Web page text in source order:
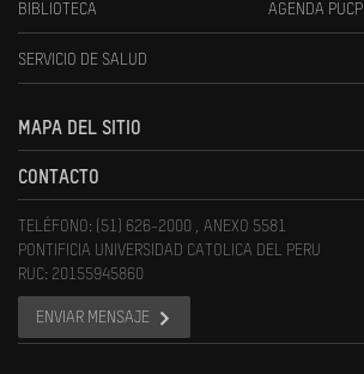
BIBLIOTECA AGENDA PUCP
SERVICIO DE SALUD
MAPA DEL SITIO
CONTACTO
TELÉFONO: (51) 626-2000 , ANEXO 5581
PONTIFICIA UNIVERSIDAD CATOLICA DEL PERU
RUC: 20155945860
ENVIAR MENSAJE